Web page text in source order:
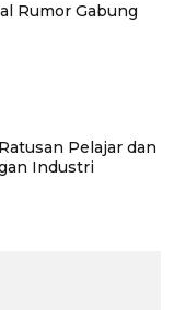
Rumor Gabung
Pelajar dan
Industri